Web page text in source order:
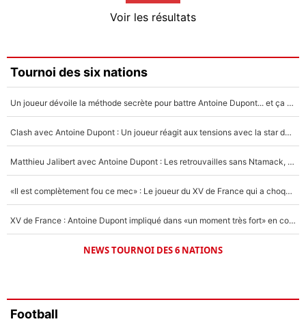
Faris Moumbagna
5%
Un autre joueur
5%
Voir les résultats
Tournoi des six nations
Un joueur dévoile la méthode secrète pour battre Antoine Dupont... et ça marche !
Clash avec Antoine Dupont : Un joueur réagit aux tensions avec la star du XV de France !
Matthieu Jalibert avec Antoine Dupont : Les retrouvailles sans Ntamack, «il y a eu des discussions»
«Il est complètement fou ce mec» : Le joueur du XV de France qui a choqué Matthieu Jalibert !
XV de France : Antoine Dupont impliqué dans «un moment très fort» en coulisses
NEWS TOURNOI DES 6 NATIONS
Football